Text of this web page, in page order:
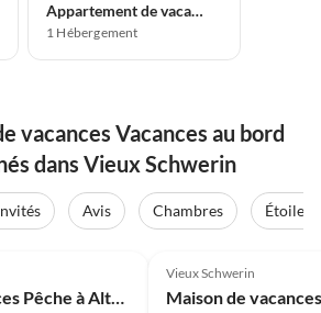
Appartement de vacances
1 Hébergement
vacances Vacances au bord
dans Vieux Schwerin
Avis Chambres Étoiles
Meilleure
Vieux Schwerin
Maison de